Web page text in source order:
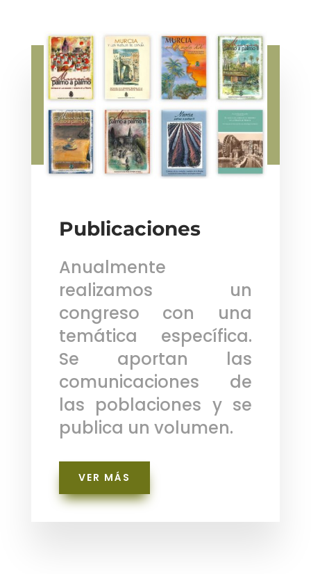
Publicaciones
Anualmente
realizamos un
congreso con una
temática específica.
Se aportan las
comunicaciones de
las poblaciones y se
publica un volumen.
VER MÁS